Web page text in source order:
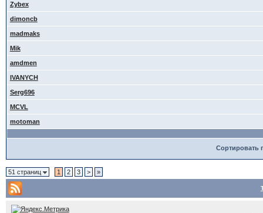
Zybex
dimoncb
madmaks
Mik
amdmen
IVANYCH
Serg696
MCVL
motoman
Сортировать
51 страниц 1 2 3 > »